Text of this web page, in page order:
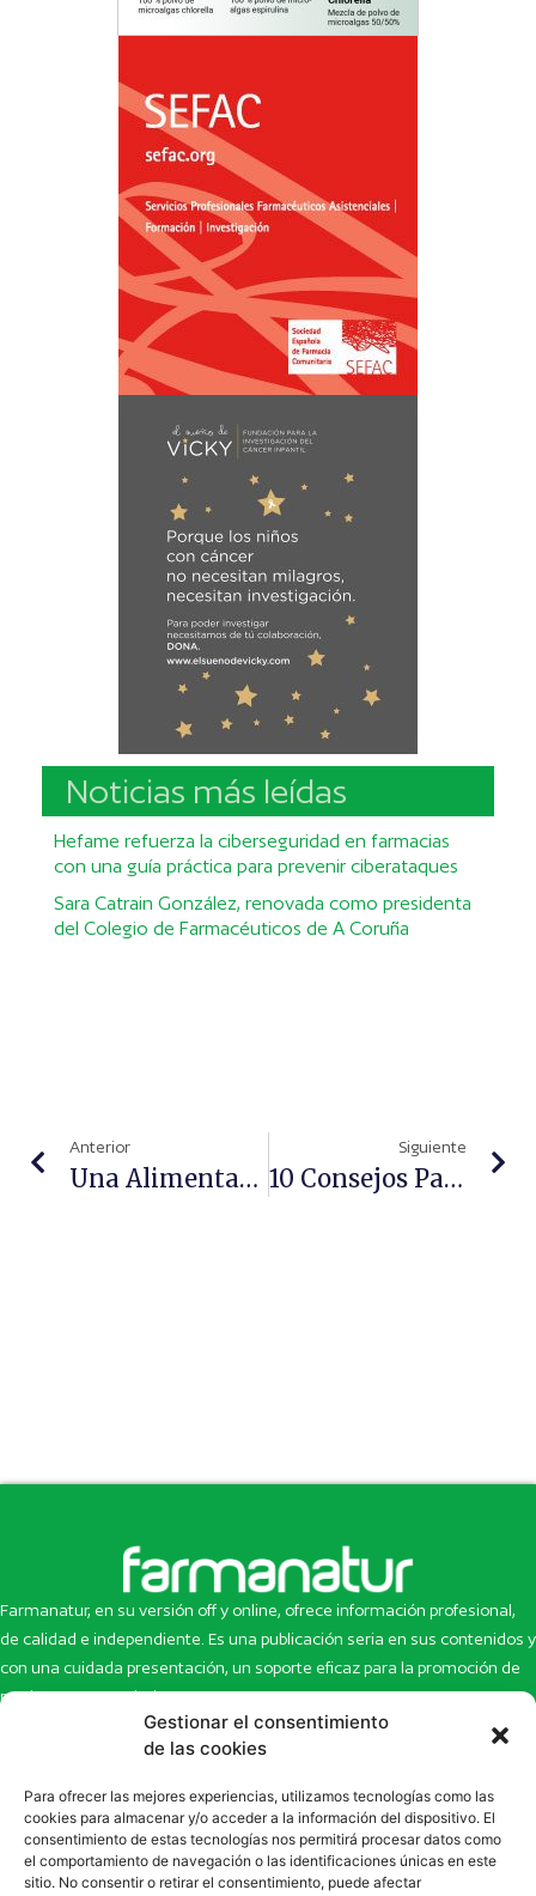
Gestionar el consentimiento
de las cookies
Para ofrecer las mejores experiencias, utilizamos tecnologías como las
cookies para almacenar y/o acceder a la información del dispositivo. El
consentimiento de estas tecnologías nos permitirá procesar datos como
el comportamiento de navegación o las identificaciones únicas en este
sitio. No consentir o retirar el consentimiento, puede afectar
Noticias más leídas
Hefame refuerza la ciberseguridad en farmacias
con una guía práctica para prevenir ciberataques
Sara Catrain González, renovada como presidenta
del Colegio de Farmacéuticos de A Coruña
Anterior
Una Alimentación Sana Previene Los Trastornos Digestivos En Los Mayores De 60
Siguiente
10 Consejos Para Afrontar El Verano Con La Enfermedad De Alzheimer
Farmanatur, en su versión off y online, ofrece información profesional,
de calidad e independiente. Es una publicación seria en sus contenidos y
con una cuidada presentación, un soporte eficaz para la promoción de
productos y novedades.
Inicio
Newsletter
Eco Multimedia
Contacto
Artículos
Escaparate
Enlaces de interés